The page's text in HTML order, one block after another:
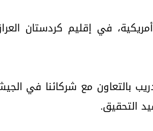
في إقليم كردستان
بالتعاون مع شركائنا في
التحقيق.